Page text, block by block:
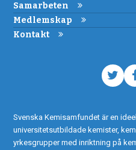
Samarbeten
Medlemskap
Kontakt
Svenska Kemisamfundet är en
universitetsutbildade kemister,
yrkesgrupper med inriktning på